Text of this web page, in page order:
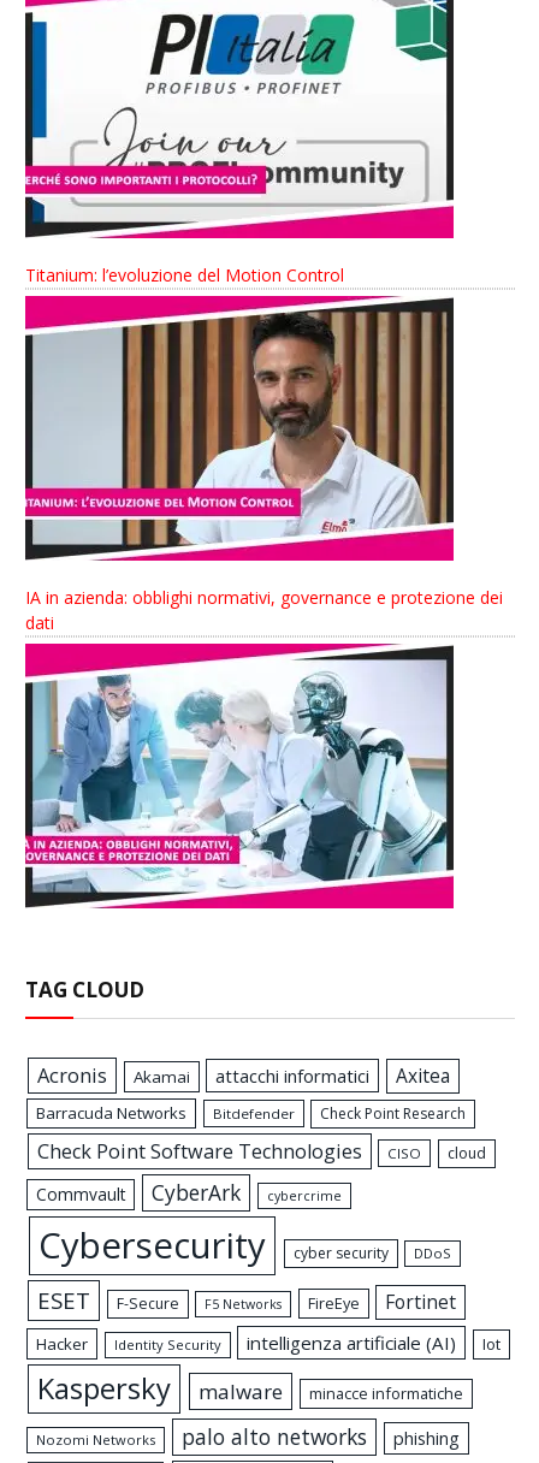
Titanium: l’evoluzione del Motion Control
IA in azienda: obblighi normativi, governance e protezione dei
dati
TAG CLOUD
Acronis Akamai attacchi informatici Axitea
Barracuda Networks Bitdefender Check Point Research
Check Point Software Technologies CISO cloud
Commvault CyberArk cybercrime
Cybersecurity cyber security DDoS
ESET F-Secure F5 Networks FireEye Fortinet
Hacker Identity Security intelligenza artificiale (AI) Iot
Kaspersky malware minacce informatiche
Nozomi Networks palo alto networks phishing